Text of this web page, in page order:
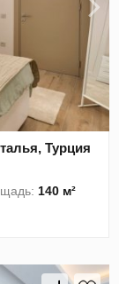
Турция
140 м²